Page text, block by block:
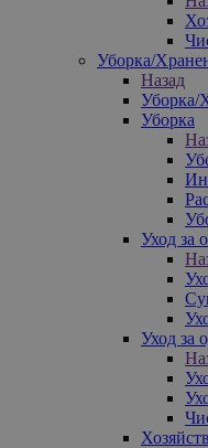
Уборка/
Назад
Уборка/
Уборка
Уход за
Уход за